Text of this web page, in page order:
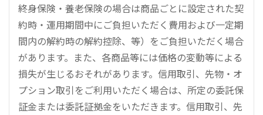
終身保険・養老保険の場合は商品ごとに設定された契
約時・運用期間中にご負担いただく費用および一定期
間内の解約時の解約控除、等）をご負担いただく場合
があります。また、各商品等には価格の変動等による
損失が生じるおそれがあります。信用取引、先物・オ
プション取引をご利用いただく場合は、所定の委託保
証金または委託証拠金をいただきます。信用取引、先